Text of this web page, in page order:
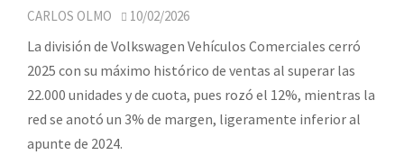
CARLOS OLMO 10/02/2026
La división de Volkswagen Vehículos Comerciales cerró
2025 con su máximo histórico de ventas al superar las
22.000 unidades y de cuota, pues rozó el 12%, mientras la
red se anotó un 3% de margen, ligeramente inferior al
apunte de 2024.